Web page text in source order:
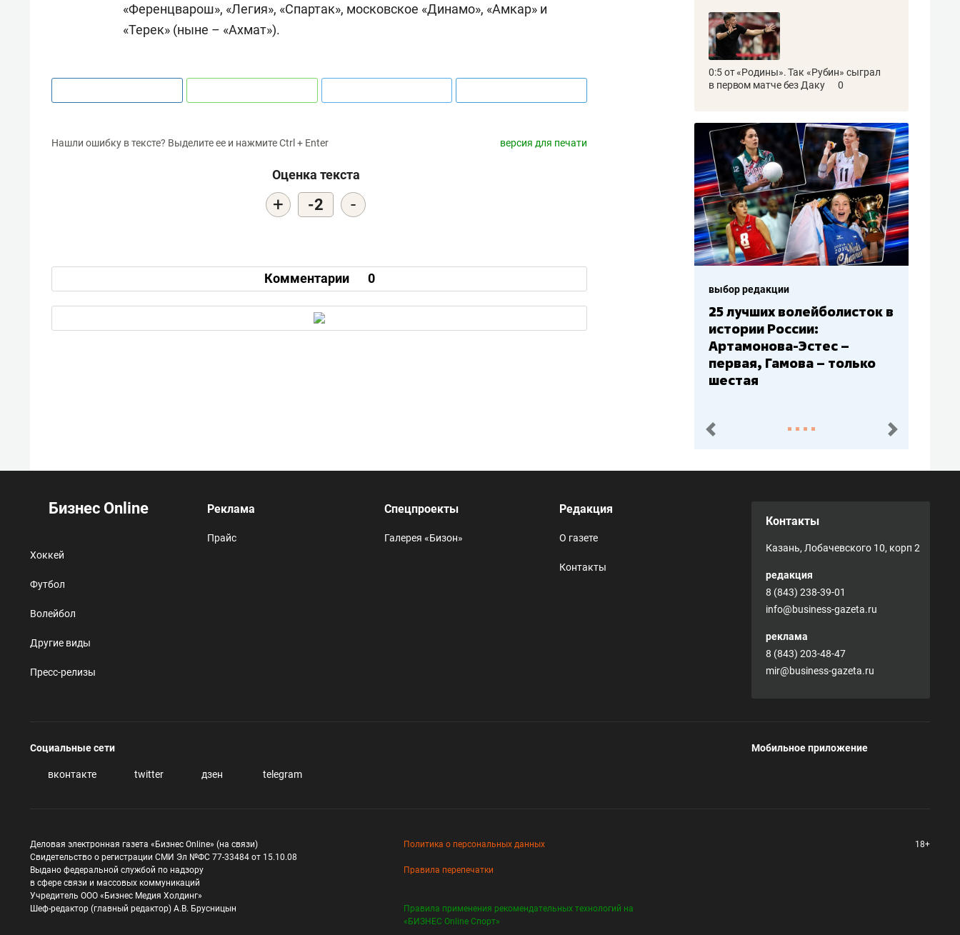
«Ференцварош», «Легия», «Спартак», московское «Динамо», «Амкар» и
«Терек» (ныне – «Ахмат»).
Нашли ошибку в тексте? Выделите ее и нажмите Ctrl + Enter версия для печати
Оценка текста
+ -2 -
Комментарии 0
0:5 от «Родины». Так «Рубин» сыграл
в первом матче без Даку
0
выбор редакции
25 лучших волейболисток в
истории России:
Артамонова-Эстес –
первая, Гамова – только
шестая
пред. след.
Бизнес Online
Хоккей
Футбол
Волейбол
Другие виды
Пресс-релизы
Реклама
Прайс
Спецпроекты
Галерея «Бизон»
Редакция
О газете
Контакты
Контакты
Казань, Лобачевского 10, корп 2
редакция
8 (843) 238-39-01
info@business-gazeta.ru
реклама
8 (843) 203-48-47
mir@business-gazeta.ru
Социальные сети
вконтакте twitter дзен telegram
Мобильное приложение
Деловая электронная газета «Бизнес Online» (на связи)
Свидетельство о регистрации СМИ Эл №ФС 77-33484 от 15.10.08
Выдано федеральной службой по надзору
в сфере связи и массовых коммуникаций
Учредитель ООО «Бизнес Медия Холдинг»
Шеф-редактор (главный редактор) А.В. Брусницын
Политика о персональных данных
Правила перепечатки
Правила применения рекомендательных технологий на
«БИЗНЕС Online Спорт»
18+